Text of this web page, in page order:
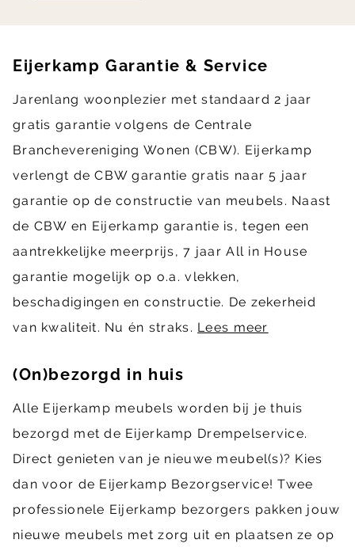
Eijerkamp Garantie & Service
Jarenlang woonplezier met standaard 2 jaar
gratis garantie volgens de Centrale
Branchevereniging Wonen (CBW). Eijerkamp
verlengt de CBW garantie gratis naar 5 jaar
garantie op de constructie van meubels. Naast
de CBW en Eijerkamp garantie is, tegen een
aantrekkelijke meerprijs, 7 jaar All in House
garantie mogelijk op o.a. vlekken,
beschadigingen en constructie. De zekerheid
van kwaliteit. Nu én straks. Lees meer
(On)bezorgd in huis
Alle Eijerkamp meubels worden bij je thuis
bezorgd met de Eijerkamp Drempelservice.
Direct genieten van je nieuwe meubel(s)? Kies
dan voor de Eijerkamp Bezorgservice! Twee
professionele Eijerkamp bezorgers pakken jouw
nieuwe meubels met zorg uit en plaatsen ze op